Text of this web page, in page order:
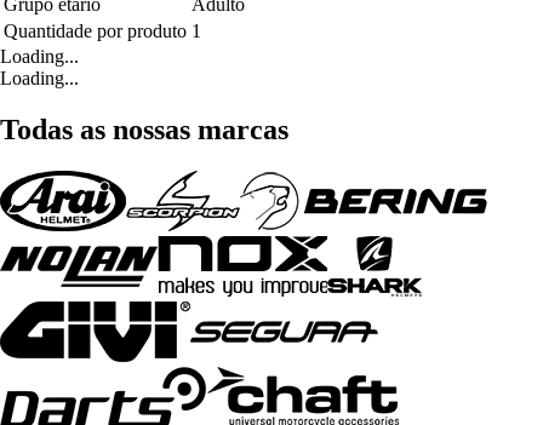
Quantidade por produto 1
Loading...
Loading...
Todas as nossas marcas